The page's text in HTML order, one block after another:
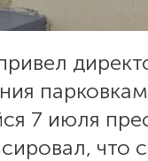
7 июля
что